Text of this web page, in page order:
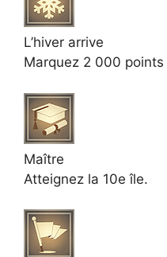
L’hiver arrive
Marquez 2 000
Maître
Atteignez la 10e île.